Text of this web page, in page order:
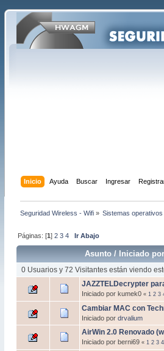
Inicio Ayuda Buscar Ingresar
Seguridad Wireless - Wifi» Sistemas operativos
Páginas: [1] 2 3 4 Ir Abajo
Asunto/ Iniciado por
0 Usuarios y 72 Visitantes están viendo
JAZZTELDecrypter
Iniciado por kumek0 « 1 2 3
Cambiar MAC con
Iniciado por drvalium
AirWin 2.0 Renovado
Iniciado por berni69 « 1 2 3 4